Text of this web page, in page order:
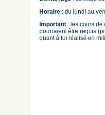
Horaire : du lundi au
Important : les cours de
pourraient être requis
quant à lui réalisé en